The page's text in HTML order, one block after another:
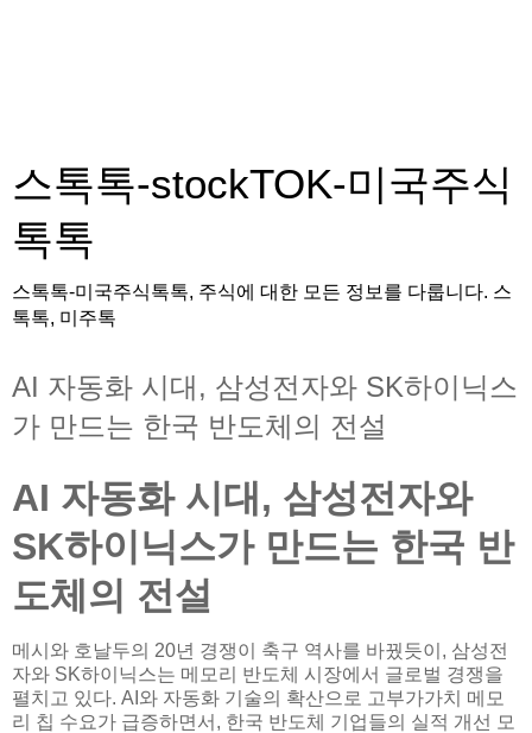
스톡톡-stockTOK-미국주식
톡톡
스톡톡-미국주식톡톡, 주식에 대한 모든 정보를 다룹니다. 스
톡톡, 미주톡
AI 자동화 시대, 삼성전자와 SK하이닉스
가 만드는 한국 반도체의 전설
AI 자동화 시대, 삼성전자와
SK하이닉스가 만드는 한국 반
도체의 전설
메시와 호날두의 20년 경쟁이 축구 역사를 바꿨듯이, 삼성전
자와 SK하이닉스는 메모리 반도체 시장에서 글로벌 경쟁을
펼치고 있다. AI와 자동화 기술의 확산으로 고부가가치 메모
리 칩 수요가 급증하면서, 한국 반도체 기업들의 실적 개선 모